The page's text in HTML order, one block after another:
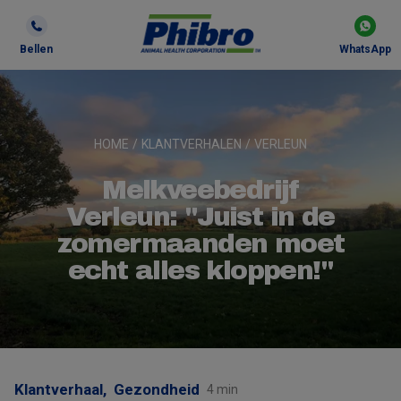
Bellen WhatsApp
HOME / KLANTVERHALEN / VERLEUN
Melkveebedrijf
Verleun: "Juist in de
zomermaanden moet
echt alles kloppen!"
Klantverhaal, Gezondheid 4 min